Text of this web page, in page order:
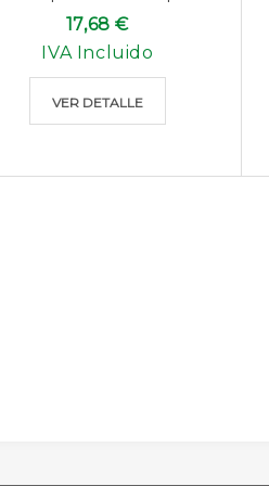
17,68 €
IVA Incluido
VER DETALLE